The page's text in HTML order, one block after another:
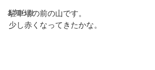
お知らせ
駐車場の前の山です。
少し赤くなってきたかな。